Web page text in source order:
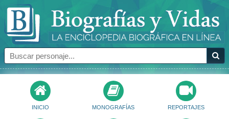
INICIO MONOGRAFÍAS REPORTAJES